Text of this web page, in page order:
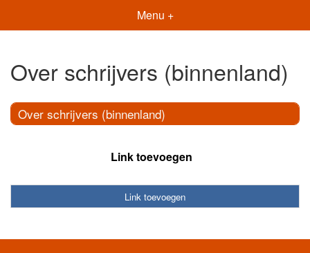
Menu +
Over schrijvers (binnenland)
Over schrijvers (binnenland)
Link toevoegen
Link toevoegen